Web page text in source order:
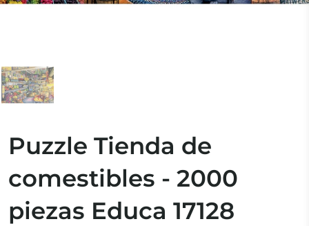
Puzzle Tienda de
comestibles - 2000
piezas Educa 17128